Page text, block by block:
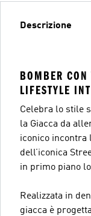
Descrizione
BOMBER
LIFESTYLE
Celebra lo stile
la Giacca da
iconico incontra
dell’iconica
in primo piano
Realizzata in
giacca è